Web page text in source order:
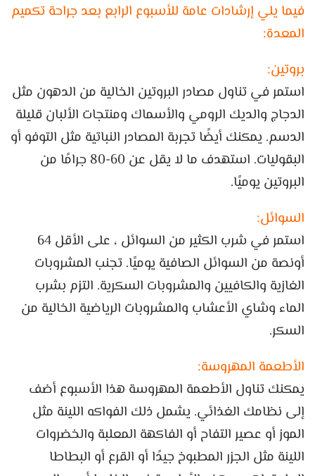
فيما يلي إرشادات عامة للأسبوع الرابع بعد جراحة تكميم
المعدة:
بروتين:
استمر في تناول مصادر البروتين الخالية من الدهون مثل
الدجاج والديك الرومي والأسماك ومنتجات الألبان قليلة
الدسم. يمكنك أيضًا تجربة المصادر النباتية مثل التوفو أو
البقوليات. استهدف ما لا يقل عن 60-80 جرامًا من
البروتين يوميًا.
السوائل:
استمر في شرب الكثير من السوائل ، على الأقل 64
أونصة من السوائل الصافية يوميًا. تجنب المشروبات
الغازية والكافيين والمشروبات السكرية. التزم بشرب
الماء وشاي الأعشاب والمشروبات الرياضية الخالية من
السكر.
الأطعمة المهروسة:
يمكنك تناول الأطعمة المهروسة هذا الأسبوع أضف
إلى نظامك الغذائي. يشمل ذلك الفواكه اللينة مثل
الموز أو عصير التفاح أو الفاكهة المعلبة والخضروات
اللينة مثل الجزر المطبوخ جيدًا أو القرع أو البطاطا